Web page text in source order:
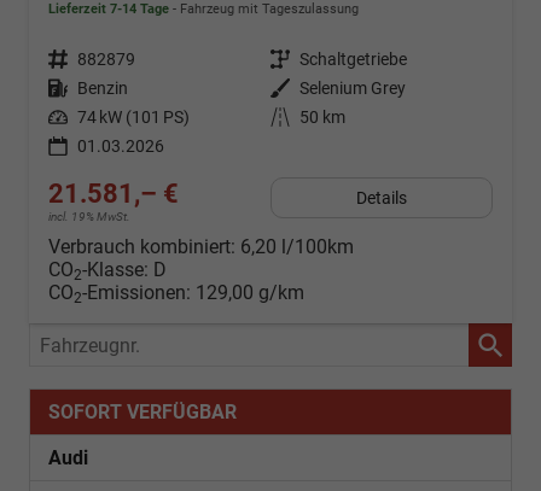
Lieferzeit 7-14 Tage Fahrzeug mit Tageszulassung
Fahrzeugnr. 882879 Getriebe Schaltgetriebe
Kraftstoff Benzin Außenfarbe Selenium Grey
Leistung 74 kW (101 PS) Kilometerstand
50 km
01.03.2026
21.581,– €
incl. 19% MwSt.
Details
Verbrauch kombiniert: 6,20 l/100km
CO2-Klasse: D
CO2-Emissionen: 129,00 g/km
Fahrzeugnr.
SOFORT VERFÜGBAR
Audi